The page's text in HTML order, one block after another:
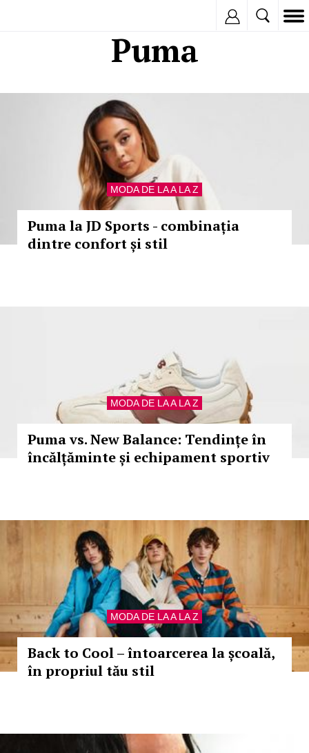
Puma
MODA DE LA A LA Z
Puma la JD Sports - combinația
dintre confort și stil
MODA DE LA A LA Z
Puma vs. New Balance: Tendințe în
încălțăminte și echipament sportiv
MODA DE LA A LA Z
Back to Cool – întoarcerea la școală,
în propriul tău stil